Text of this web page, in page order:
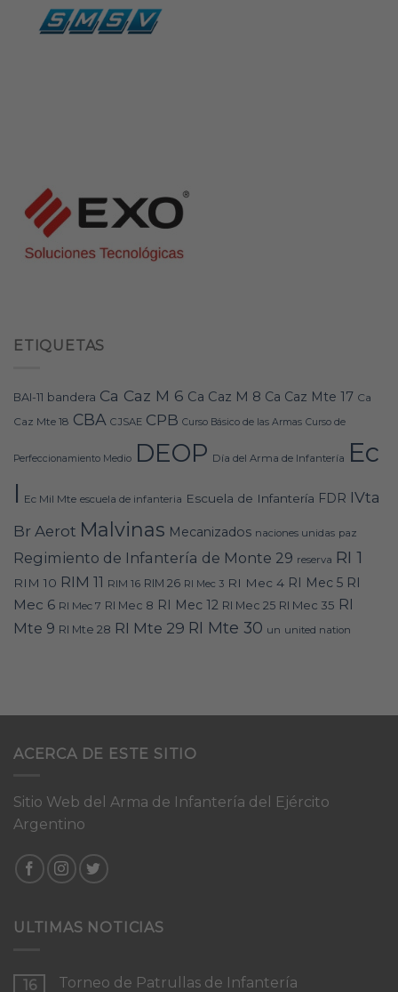
ETIQUETAS
BAI-11 bandera Ca Caz M 6 Ca Caz M 8 Ca Caz Mte 17 Ca
Caz Mte 18 CBA CJSAE CPB Curso Básico de las Armas Curso de
Perfeccionamiento Medio DEOP Día del Arma de Infantería Ec
I Ec Mil Mte escuela de infanteria Escuela de Infantería FDR IVta
Br Aerot Malvinas Mecanizados naciones unidas paz
Regimiento de Infantería de Monte 29 reserva RI 1
RIM 10 RIM 11 RIM 16 RIM 26 RI Mec 3 RI Mec 4 RI Mec 5 RI
Mec 6 RI Mec 7 RI Mec 8 RI Mec 12 RI Mec 25 RI Mec 35 RI
Mte 9 RI Mte 28 RI Mte 29 RI Mte 30 un united nation
ACERCA DE ESTE SITIO
Sitio Web del Arma de Infantería del Ejército
Argentino
ULTIMAS NOTICIAS
16
Torneo de Patrullas de Infantería